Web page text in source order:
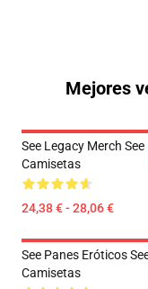
Mejores
See Legacy Merch See
Camisetas
24,38 € - 28,06 €
See Panes Eróticos
Camisetas